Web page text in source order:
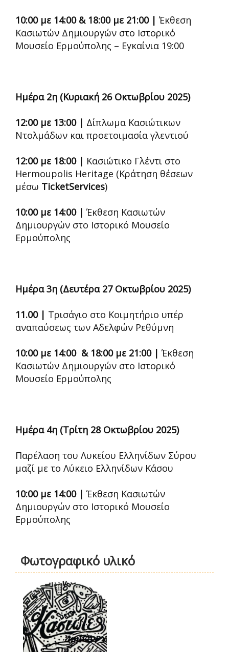
10:00 με 14:00 & 18:00 με 21:00 | Έκθεση
Κασιωτών Δημιουργών στο Ιστορικό
Μουσείο Ερμούπολης – Εγκαίνια 19:00
Ημέρα 2η (Κυριακή 26 Οκτωβρίου 2025)
12:00 με 13:00 | Δίπλωμα Κασιώτικων
Ντολμάδων και προετοιμασία γλεντιού
12:00 με 18:00 | Κασιώτικο Γλέντι στο
Hermoupolis Heritage (Κράτηση θέσεων
μέσω TicketServices)
10:00 με 14:00 | Έκθεση Κασιωτών
Δημιουργών στο Ιστορικό Μουσείο
Ερμούπολης
Ημέρα 3η (Δευτέρα 27 Οκτωβρίου 2025)
11.00 | Τρισάγιο στο Κοιμητήριο υπέρ
αναπαύσεως των Αδελφών Ρεθύμνη
10:00 με 14:00 & 18:00 με 21:00 | Έκθεση
Κασιωτών Δημιουργών στο Ιστορικό
Μουσείο Ερμούπολης
Ημέρα 4η (Τρίτη 28 Οκτωβρίου 2025)
Παρέλαση του Λυκείου Ελληνίδων Σύρου
μαζί με το Λύκειο Ελληνίδων Κάσου
10:00 με 14:00 | Έκθεση Κασιωτών
Δημιουργών στο Ιστορικό Μουσείο
Ερμούπολης
Φωτογραφικό υλικό